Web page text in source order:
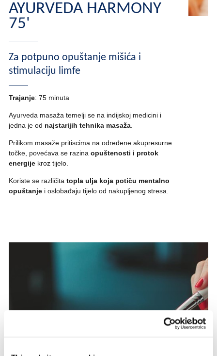
AYURVEDA HARMONY
75'
Za potpuno opuštanje mišića i
stimulaciju limfe
Trajanje: 75 minuta
Ayurveda masaža temelji se na indijskoj medicini i
jedna je od najstarijih tehnika masaža.
Prilikom masaže pritiscima na određene akupresurne
točke, povećava se razina opuštenosti i protok
energije kroz tijelo.
Koriste se različita topla ulja koja potiču mentalno
opuštanje i oslobađaju tijelo od nakupljenog stresa.